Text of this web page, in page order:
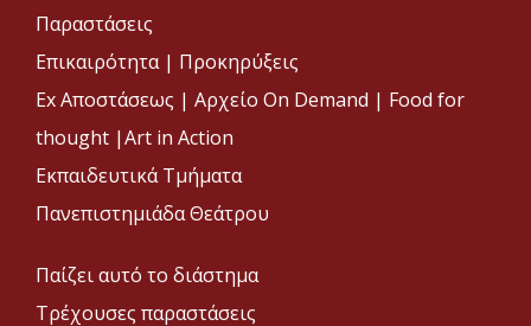
Παραστάσεις
Επικαιρότητα | Προκηρύξεις
Ex Αποστάσεως | Αρχείο On Demand | Food for
thought |Art in Action
Εκπαιδευτικά Τμήματα
Πανεπιστημιάδα Θεάτρου
Παίζει αυτό το διάστημα
Τρέχουσες παραστάσεις